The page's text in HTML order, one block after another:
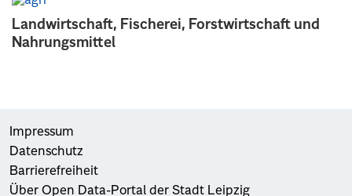
Landwirtschaft, Fischerei, Forstwirtschaft und
Nahrungsmittel
Impressum
Datenschutz
Barrierefreiheit
Über Open Data-Portal der Stadt Leipzig